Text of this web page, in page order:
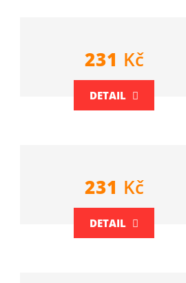
231 Kč
DETAIL
231 Kč
DETAIL